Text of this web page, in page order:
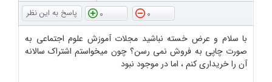
0
0
با سلام و عرض خسته نباشید مجلات آموزش علوم اجتماعی به
صورت چاپی به فروش نمی رسن؟ چون میخواستم اشتراک سالانه
آن را خریداری کنم ، اما در موجود نبود